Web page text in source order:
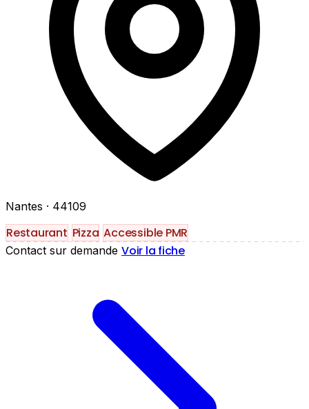
Nantes · 44109
Restaurant Pizza Accessible PMR
Contact sur demande Voir la fiche